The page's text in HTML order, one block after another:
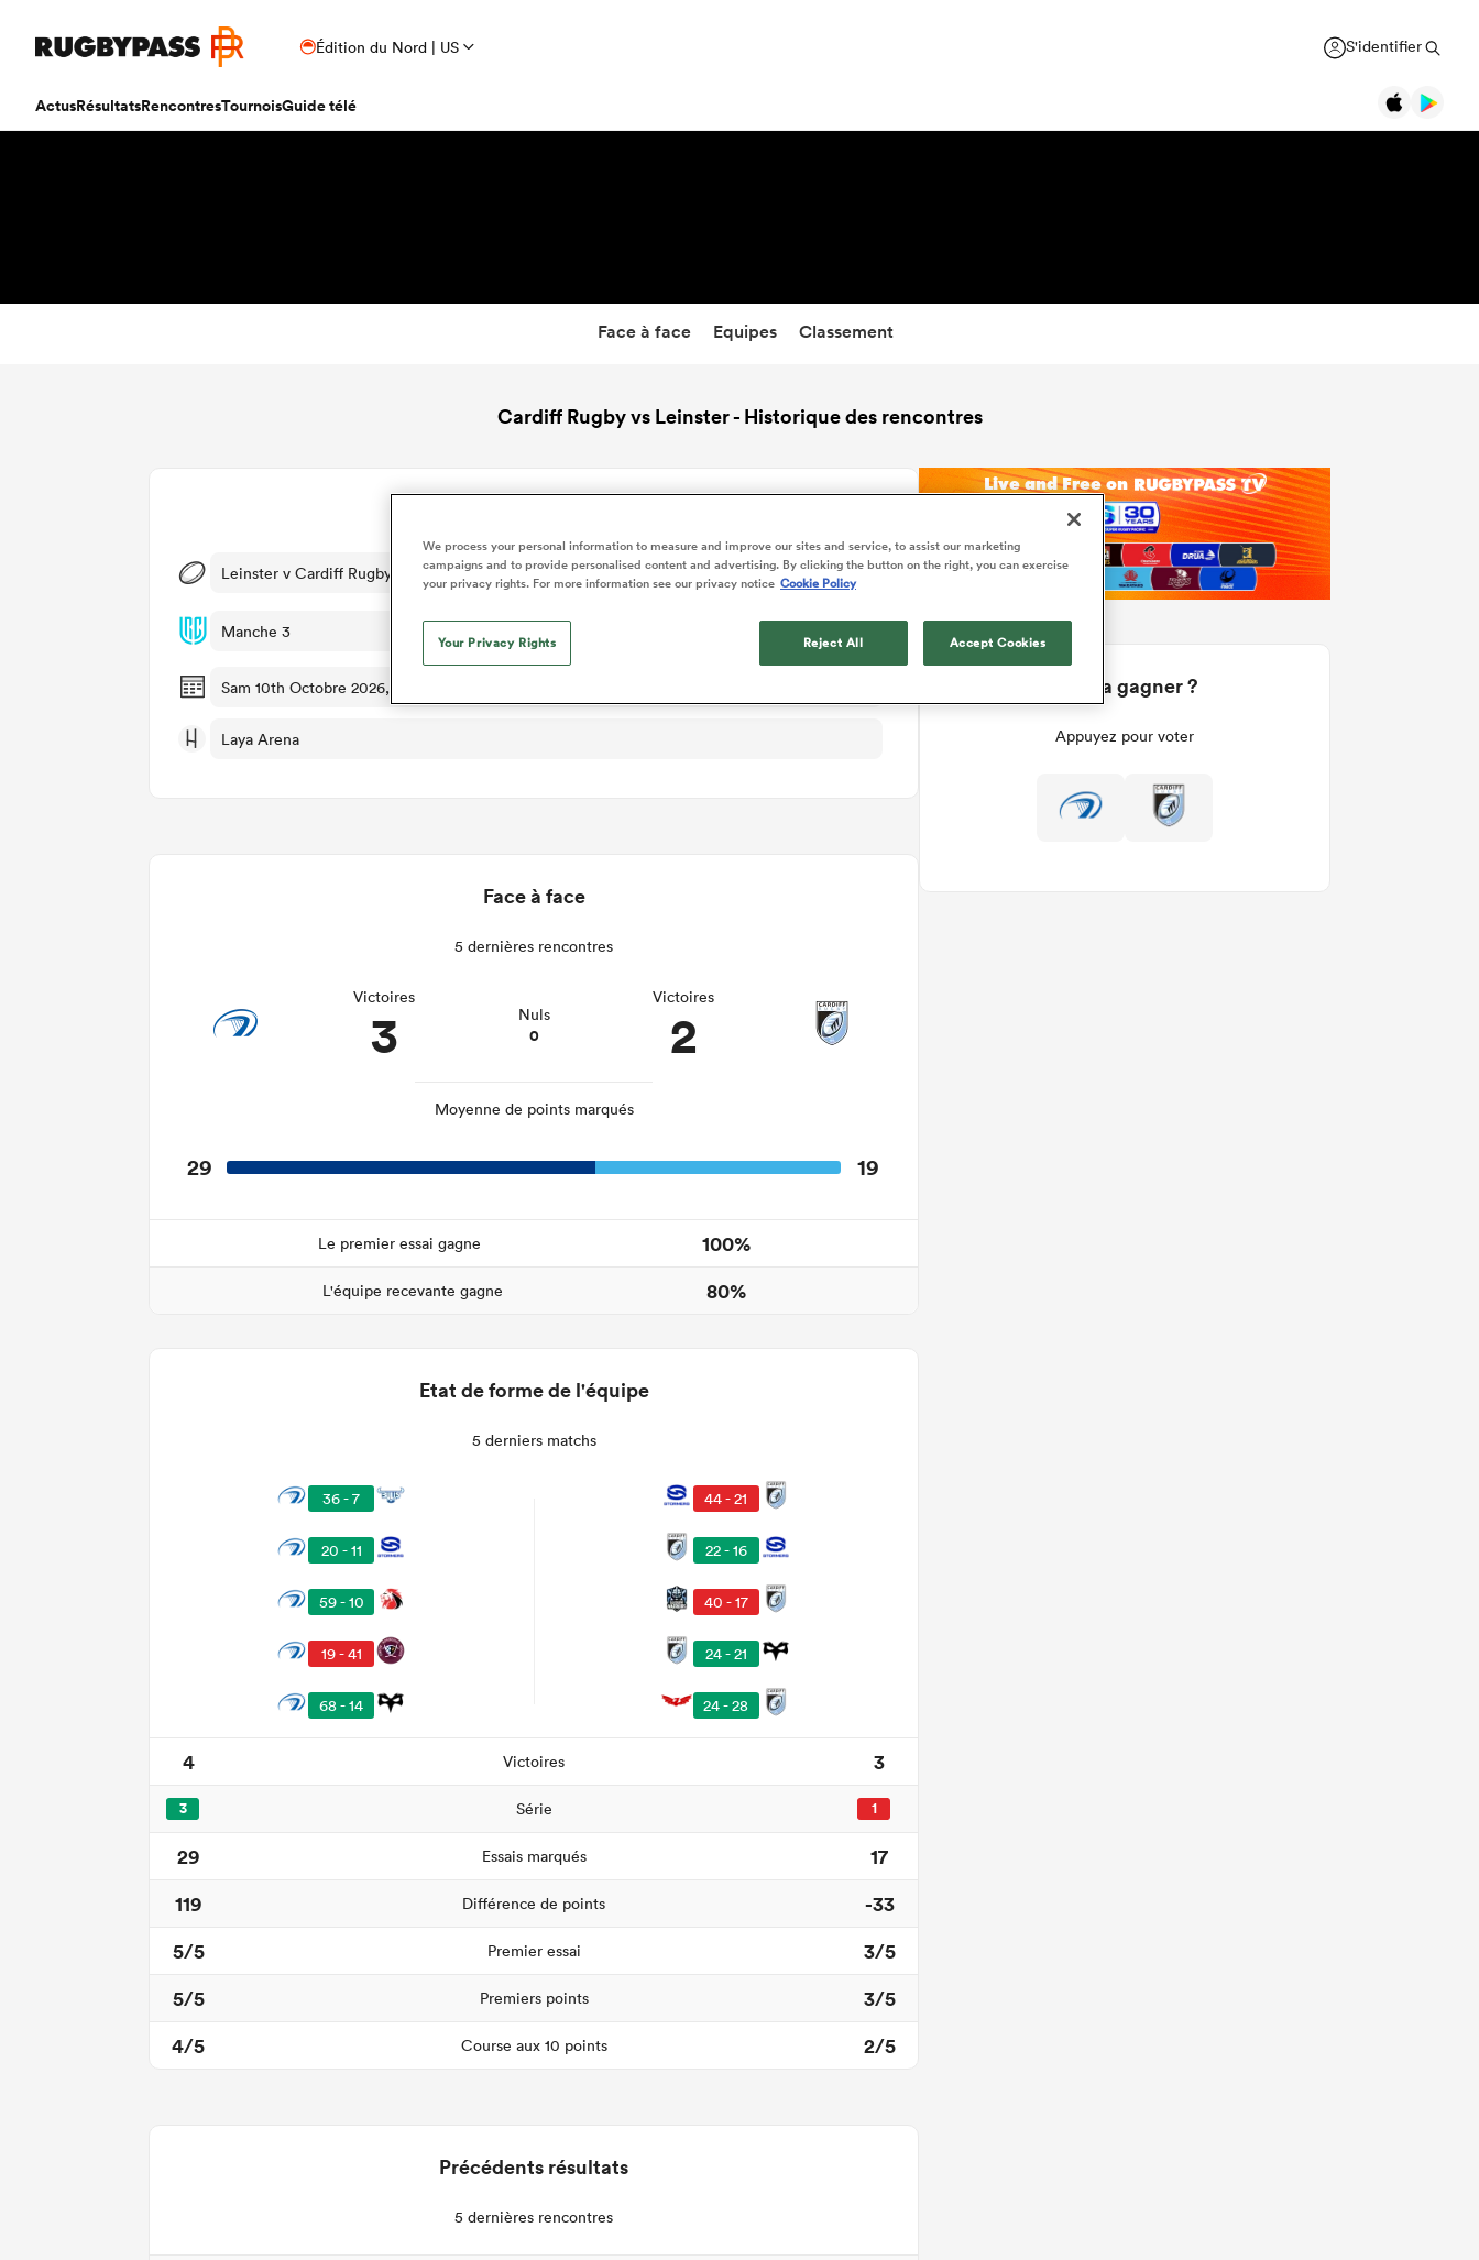
Édition du Nord | US S'identifier
ActusRésultatsRencontresTournoisGuide télé
Face à face Equipes Classement
Cardiff Rugby vs Leinster - Historique des rencontres
Qui va gagner ?
Appuyez pour voter
Leinster v Cardiff Rugby
Manche 3
Sam 10th Octobre 2026, 11:45am PDT
Laya Arena
Face à face
5 dernières rencontres
Victoires
3 Nuls
0
Victoires
2
Moyenne de points marqués
29 19
Le premier essai gagne 100%
L'équipe recevante gagne 80%
Etat de forme de l'équipe
5 derniers matchs
36 - 7
20 - 11
59 - 10
19 - 41
68 - 14
44 - 21
22 - 16
40 - 17
24 - 21
24 - 28
4 Victoires 3
3 Série 1
29 Essais marqués
17
119
Différence de points
-33
5/5
Premier essai
3/5
5/5
Premiers points
3/5
4/5
Course aux 10 points 2/5
Précédents résultats
5 dernières rencontres
We process your personal information to measure and improve our sites and service, to assist our marketing
campaigns and to provide personalised content and advertising. By clicking the button on the right, you can exercise
your privacy rights. For more information see our privacy notice Cookie Policy
Your Privacy Rights Reject All Accept Cookies